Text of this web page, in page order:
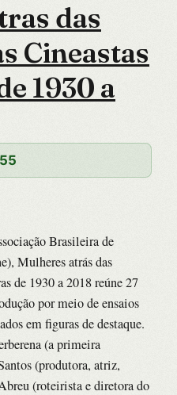
das
Cineastas
1930 a
Brasileira de
Mulheres atrás das
de 1930 a 2018 reúne 27
por meio de ensaios
em figuras de destaque.
(a primeira
(produtora, atriz,
(roteirista e diretora do